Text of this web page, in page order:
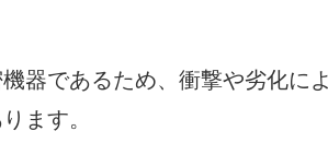
器であるため、衝撃や劣化に
ます。